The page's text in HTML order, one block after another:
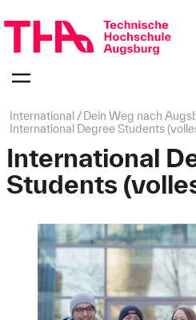
überspringen
bestätigen
des
Menüs
Seitenpfad:
International
Dein Weg nach
International Degree Students
International
Students